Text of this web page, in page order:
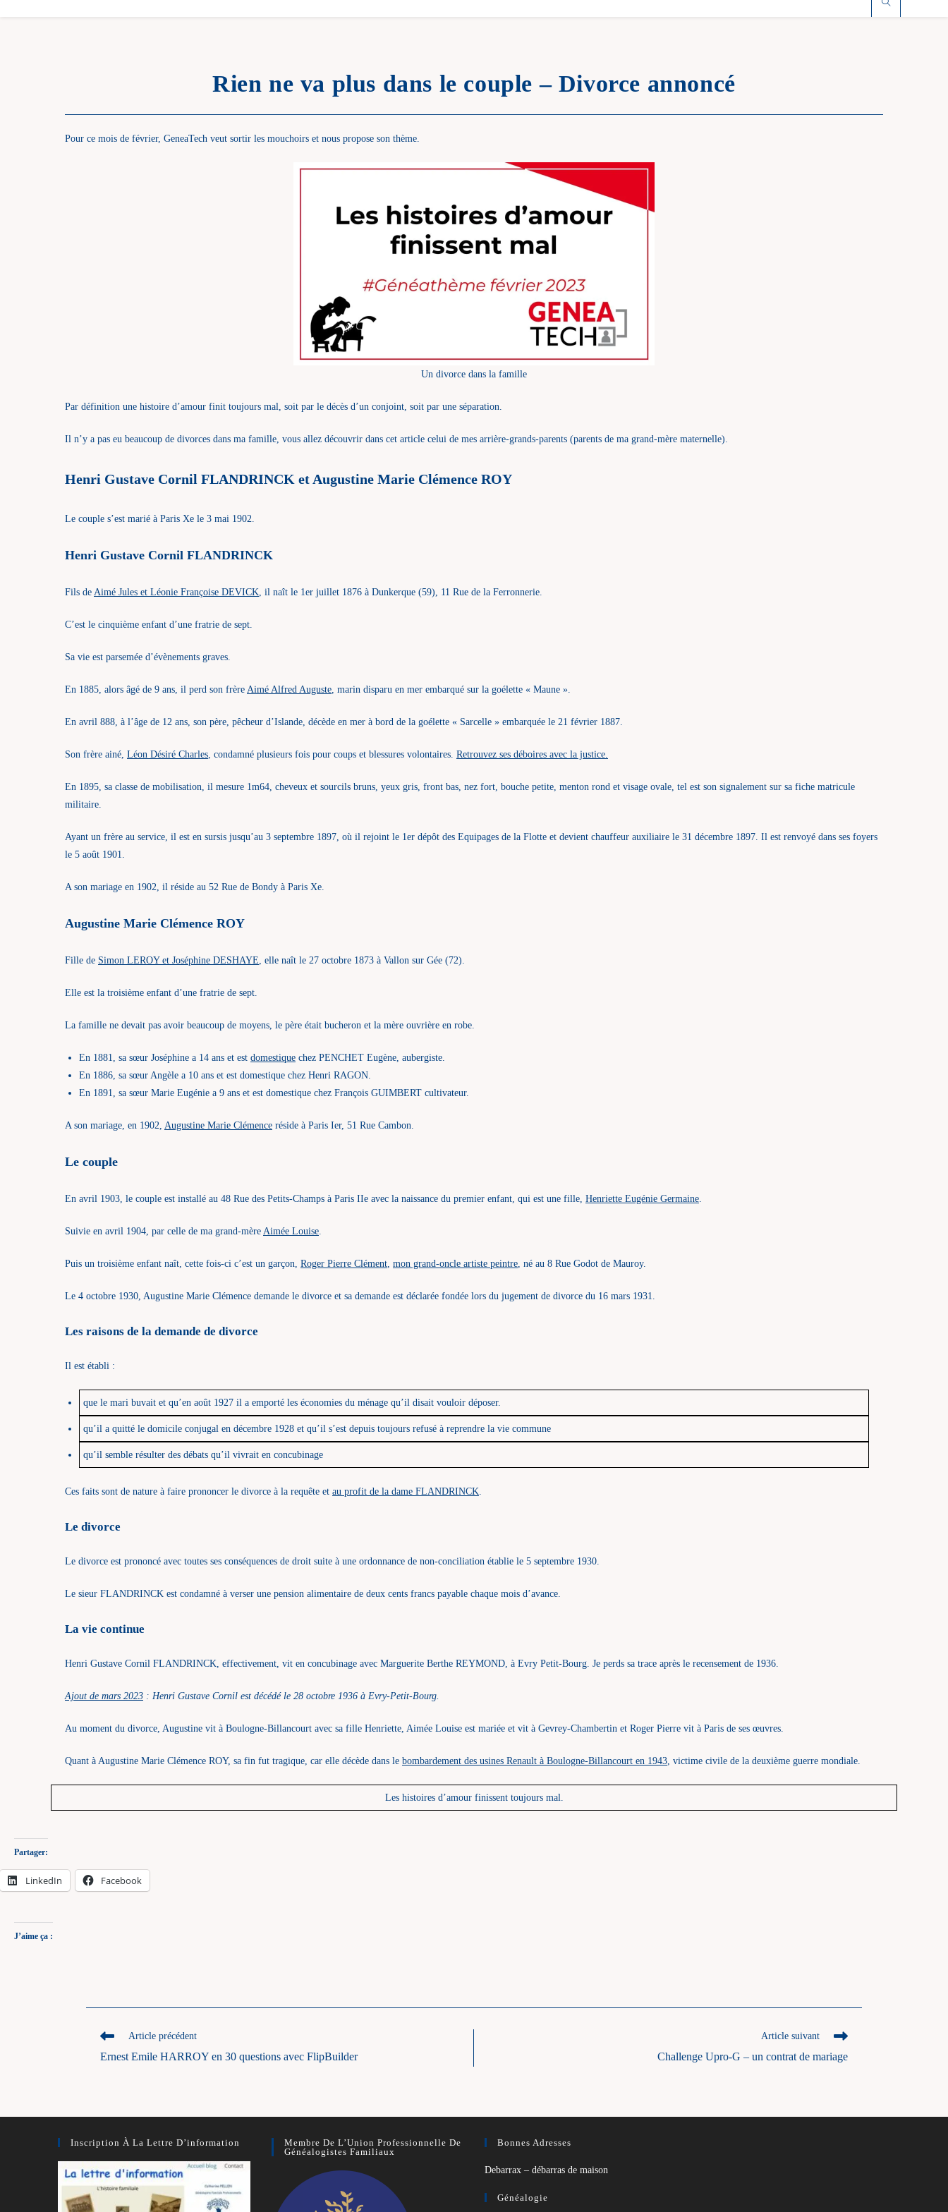
Rien ne va plus dans le couple – Divorce annoncé
Pour ce mois de février, GeneaTech veut sortir les mouchoirs et nous propose son thème.
Un divorce dans la famille
Par définition une histoire d’amour finit toujours mal, soit par le décès d’un conjoint, soit par une séparation.
Il n’y a pas eu beaucoup de divorces dans ma famille, vous allez découvrir dans cet article celui de mes arrière-grands-parents (parents de ma grand-mère maternelle).
Henri Gustave Cornil FLANDRINCK et Augustine Marie Clémence ROY
Le couple s’est marié à Paris Xe le 3 mai 1902.
Henri Gustave Cornil FLANDRINCK
Fils de Aimé Jules et Léonie Françoise DEVICK, il naît le 1er juillet 1876 à Dunkerque (59), 11 Rue de la Ferronnerie.
C’est le cinquième enfant d’une fratrie de sept.
Sa vie est parsemée d’évènements graves.
En 1885, alors âgé de 9 ans, il perd son frère Aimé Alfred Auguste, marin disparu en mer embarqué sur la goélette « Maune ».
En avril 888, à l’âge de 12 ans, son père, pêcheur d’Islande, décède en mer à bord de la goélette « Sarcelle » embarquée le 21 février 1887.
Son frère ainé, Léon Désiré Charles, condamné plusieurs fois pour coups et blessures volontaires. Retrouvez ses déboires avec la justice.
En 1895, sa classe de mobilisation, il mesure 1m64, cheveux et sourcils bruns, yeux gris, front bas, nez fort, bouche petite, menton rond et visage ovale, tel est son signalement sur sa fiche matricule
militaire.
Ayant un frère au service, il est en sursis jusqu’au 3 septembre 1897, où il rejoint le 1er dépôt des Equipages de la Flotte et devient chauffeur auxiliaire le 31 décembre 1897. Il est renvoyé dans ses foyers
le 5 août 1901.
A son mariage en 1902, il réside au 52 Rue de Bondy à Paris Xe.
Augustine Marie Clémence ROY
Fille de Simon LEROY et Joséphine DESHAYE, elle naît le 27 octobre 1873 à Vallon sur Gée (72).
Elle est la troisième enfant d’une fratrie de sept.
La famille ne devait pas avoir beaucoup de moyens, le père était bucheron et la mère ouvrière en robe.
En 1881, sa sœur Joséphine a 14 ans et est domestique chez PENCHET Eugène, aubergiste.
En 1886, sa sœur Angèle a 10 ans et est domestique chez Henri RAGON.
En 1891, sa sœur Marie Eugénie a 9 ans et est domestique chez François GUIMBERT cultivateur.
A son mariage, en 1902, Augustine Marie Clémence réside à Paris Ier, 51 Rue Cambon.
Le couple
En avril 1903, le couple est installé au 48 Rue des Petits-Champs à Paris IIe avec la naissance du premier enfant, qui est une fille, Henriette Eugénie Germaine.
Suivie en avril 1904, par celle de ma grand-mère Aimée Louise.
Puis un troisième enfant naît, cette fois-ci c’est un garçon, Roger Pierre Clément, mon grand-oncle artiste peintre, né au 8 Rue Godot de Mauroy.
Le 4 octobre 1930, Augustine Marie Clémence demande le divorce et sa demande est déclarée fondée lors du jugement de divorce du 16 mars 1931.
Les raisons de la demande de divorce
Il est établi :
que le mari buvait et qu’en août 1927 il a emporté les économies du ménage qu’il disait vouloir déposer.
qu’il a quitté le domicile conjugal en décembre 1928 et qu’il s’est depuis toujours refusé à reprendre la vie commune
qu’il semble résulter des débats qu’il vivrait en concubinage
Ces faits sont de nature à faire prononcer le divorce à la requête et au profit de la dame FLANDRINCK.
Le divorce
Le divorce est prononcé avec toutes ses conséquences de droit suite à une ordonnance de non-conciliation établie le 5 septembre 1930.
Le sieur FLANDRINCK est condamné à verser une pension alimentaire de deux cents francs payable chaque mois d’avance.
La vie continue
Henri Gustave Cornil FLANDRINCK, effectivement, vit en concubinage avec Marguerite Berthe REYMOND, à Evry Petit-Bourg. Je perds sa trace après le recensement de 1936.
Ajout de mars 2023 : Henri Gustave Cornil est décédé le 28 octobre 1936 à Evry-Petit-Bourg.
Au moment du divorce, Augustine vit à Boulogne-Billancourt avec sa fille Henriette, Aimée Louise est mariée et vit à Gevrey-Chambertin et Roger Pierre vit à Paris de ses œuvres.
Quant à Augustine Marie Clémence ROY, sa fin fut tragique, car elle décède dans le bombardement des usines Renault à Boulogne-Billancourt en 1943, victime civile de la deuxième guerre mondiale.
Les histoires d’amour finissent toujours mal.
Partager:
LinkedIn Facebook
J’aime ça :
Read
articles
Article précédent
Ernest Emile HARROY en 30 questions avec FlipBuilder
Article suivant
Challenge Upro-G – un contrat de mariage
Inscription À La Lettre D’information
Membre De L’Union Professionnelle De
Généalogistes Familiaux
Bonnes Adresses
Debarrax – débarras de maison
Généalogie